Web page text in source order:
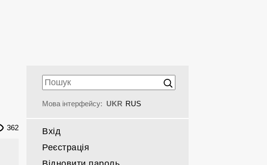
362
Мова інтерфейсу: UKR RUS
Вхід
Реєстрація